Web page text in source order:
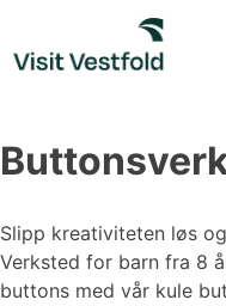
content
Slipp kreativiteten løs
Verksted for barn fra 8
buttons med vår kule